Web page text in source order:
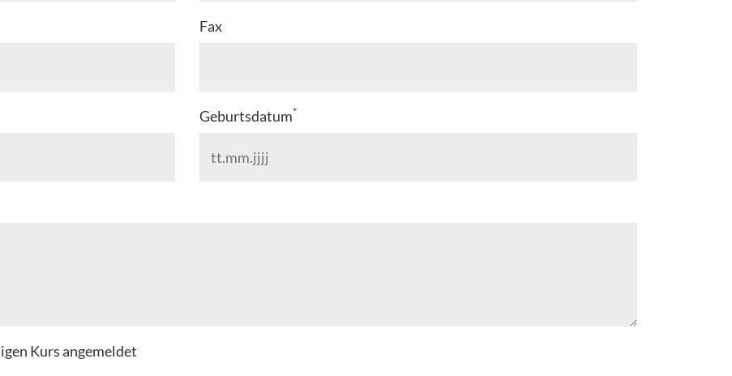
Fax
Geburtsdatum*
Kurs angemeldet